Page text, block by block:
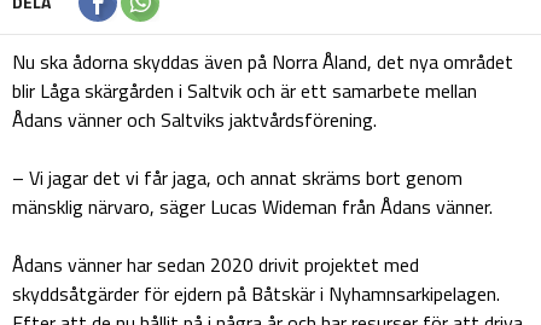
Nu ska ådorna skyddas även på Norra Åland, det nya området
blir Låga skärgården i Saltvik och är ett samarbete mellan
Ådans vänner och Saltviks jaktvårdsförening.
– Vi jagar det vi får jaga, och annat skräms bort genom
mänsklig närvaro, säger Lucas Wideman från Ådans vänner.
Ådans vänner har sedan 2020 drivit projektet med
skyddsåtgärder för ejdern på Båtskär i Nyhamnsarkipelagen.